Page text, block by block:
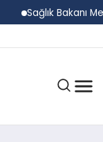
Sağlık Bakanı